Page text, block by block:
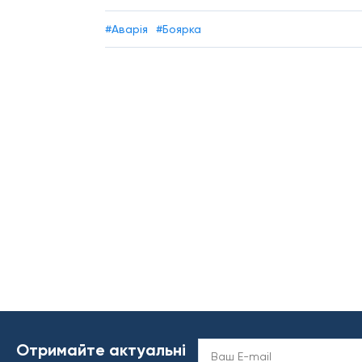
#Аварія #Боярка
Отримайте актуальні